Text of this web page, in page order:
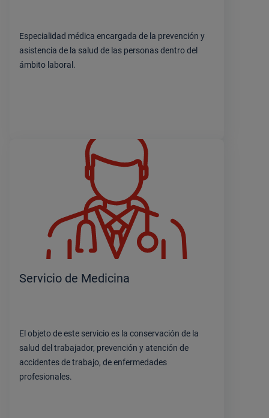
Especialidad médica encargada de la prevención y
asistencia de la salud de las personas dentro del
ámbito laboral.
Servicio de Medicina
El objeto de este servicio es la conservación de la
salud del trabajador, prevención y atención de
accidentes de trabajo, de enfermedades
profesionales.